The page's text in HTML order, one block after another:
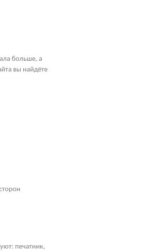
больше, а
вы найдёте
печатник,